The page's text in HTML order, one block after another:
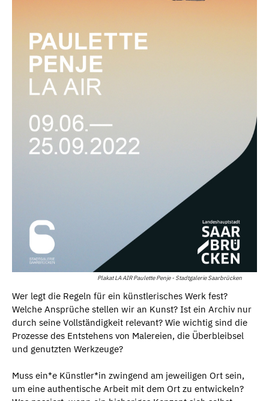
Plakat LA AIR Paulette Penje - Stadtgalerie Saarbrücken
Wer legt die Regeln für ein künstlerisches Werk fest?
Welche Ansprüche stellen wir an Kunst? Ist ein Archiv nur
durch seine Vollständigkeit relevant? Wie wichtig sind die
Prozesse des Entstehens von Malereien, die Überbleibsel
und genutzten Werkzeuge?
Muss ein*e Künstler*in zwingend am jeweiligen Ort sein,
um eine authentische Arbeit mit dem Ort zu entwickeln?